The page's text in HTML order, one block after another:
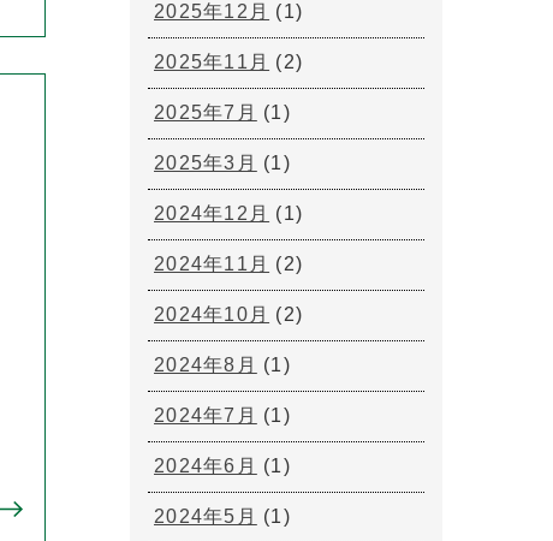
2025年12月 (1)
2025年11月 (2)
2025年7月 (1)
2025年3月 (1)
2024年12月 (1)
2024年11月 (2)
2024年10月 (2)
2024年8月 (1)
2024年7月 (1)
2024年6月 (1)
2024年5月 (1)